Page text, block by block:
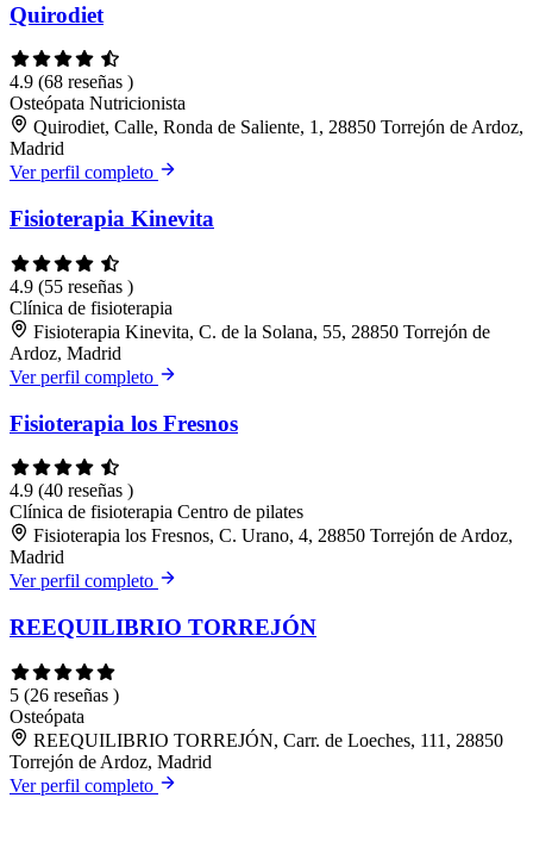
Quirodiet
4.9 (68 reseñas )
Osteópata Nutricionista
Quirodiet, Calle, Ronda de Saliente, 1, 28850 Torrejón de Ardoz,
Madrid
Ver perfil completo
Fisioterapia Kinevita
4.9 (55 reseñas )
Clínica de fisioterapia
Fisioterapia Kinevita, C. de la Solana, 55, 28850 Torrejón de
Ardoz, Madrid
Ver perfil completo
Fisioterapia los Fresnos
4.9 (40 reseñas )
Clínica de fisioterapia Centro de pilates
Fisioterapia los Fresnos, C. Urano, 4, 28850 Torrejón de Ardoz,
Madrid
Ver perfil completo
REEQUILIBRIO TORREJÓN
5 (26 reseñas )
Osteópata
REEQUILIBRIO TORREJÓN, Carr. de Loeches, 111, 28850
Torrejón de Ardoz, Madrid
Ver perfil completo